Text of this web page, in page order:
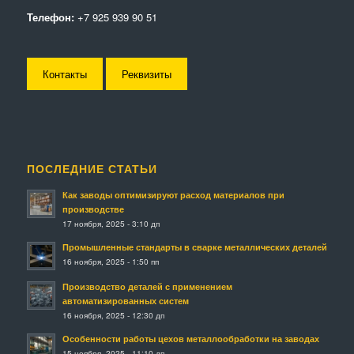
Телефон: +7 925 939 90 51
Контакты Реквизиты
ПОСЛЕДНИЕ СТАТЬИ
Как заводы оптимизируют расход материалов при
производстве
17 ноября, 2025 - 3:10 дп
Промышленные стандарты в сварке металлических деталей
16 ноября, 2025 - 1:50 пп
Производство деталей с применением
автоматизированных систем
16 ноября, 2025 - 12:30 дп
Особенности работы цехов металлообработки на заводах